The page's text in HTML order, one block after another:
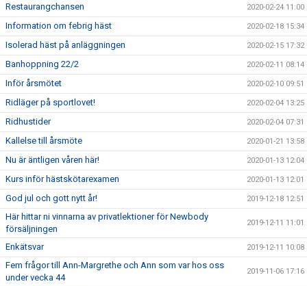
Restaurangchansen 2020-02-24 11:00
Information om febrig häst 2020-02-18 15:34
Isolerad häst på anläggningen 2020-02-15 17:32
Banhoppning 22/2 2020-02-11 08:14
Inför årsmötet 2020-02-10 09:51
Ridläger på sportlovet! 2020-02-04 13:25
Ridhustider 2020-02-04 07:31
Kallelse till årsmöte 2020-01-21 13:58
Nu är äntligen våren här! 2020-01-13 12:04
Kurs inför hästskötarexamen 2020-01-13 12:01
God jul och gott nytt år! 2019-12-18 12:51
Här hittar ni vinnarna av privatlektioner för Newbody
försäljningen
2019-12-11 11:01
Enkätsvar 2019-12-11 10:08
Fem frågor till Ann-Margrethe och Ann som var hos oss
under vecka 44
2019-11-06 17:16